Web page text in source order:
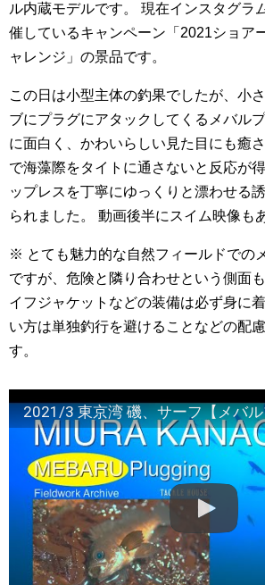
ル内蔵モデルです。 現在インスタグラ
催しているキャンペーン「2021ショア
ャレンジ」の景品です。
この日は小型主体の釣果でしたが、小
ブにプラグにアタックしてくるメバル
に面白く、かわいらしい見た目にも癒
で海藻際をタイトに通さないと反応が
ップレスを丁寧にゆっくりと漂わせる
られました。 動画後半にスイム映像も
※ とても魅力的な自然フィールドでの
ですが、危険と隣り合わせという側面
イフジャケットなどの装備は必ず身に
い方は単独釣行を避けることなどの配
す。